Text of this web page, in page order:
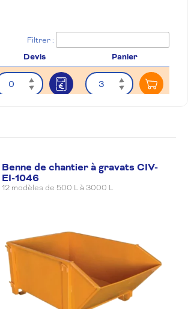
Filtrer :
Devis Panier
Quantité Quantité
Ajouter
Benne de chantier à gravats CIV-
EI-1046
12 modèles de 500 L à 3000 L